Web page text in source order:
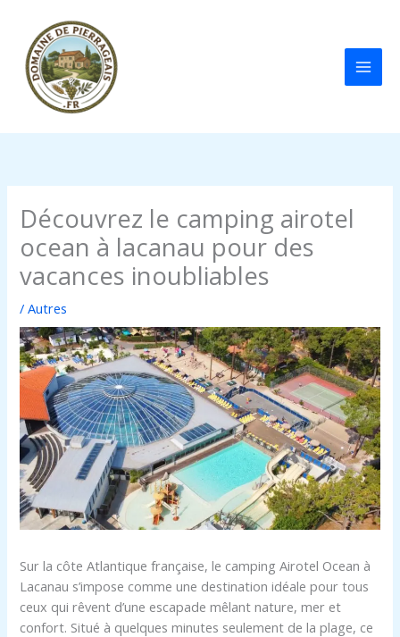
contenu
Découvrez le camping airotel
ocean à lacanau pour des
vacances inoubliables
/Autres
Sur la côte Atlantique française, le camping Airotel Ocean à
Lacanau s’impose comme une destination idéale pour tous
ceux qui rêvent d’une escapade mêlant nature, mer et
confort. Situé à quelques minutes seulement de la plage, ce